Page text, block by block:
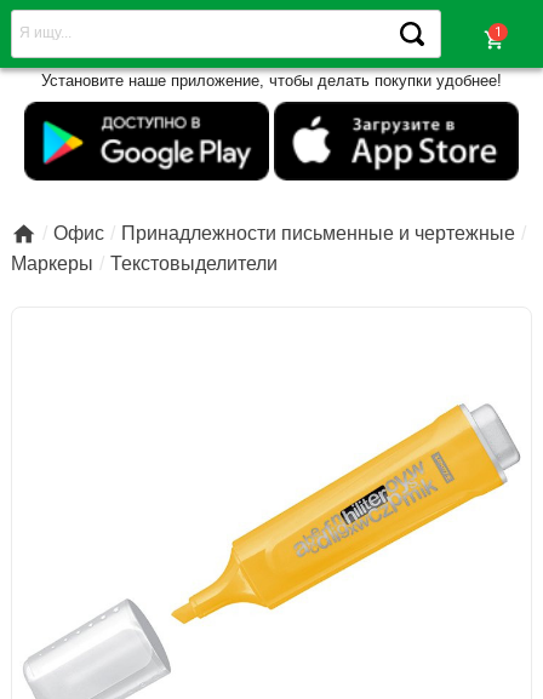
shopping_cart
Установите наше приложение, чтобы делать покупки удобнее!
 Офис
Принадлежности письменные и чертежные
Маркеры
Текстовыделители